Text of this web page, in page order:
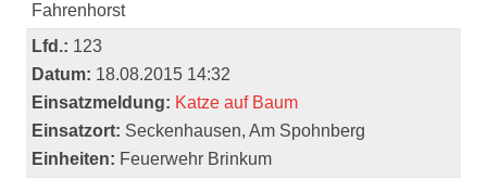
Fahrenhorst
Lfd.: 123
Datum: 18.08.2015 14:32
Einsatzmeldung: Katze auf Baum
Einsatzort: Seckenhausen, Am Spohnberg
Einheiten: Feuerwehr Brinkum